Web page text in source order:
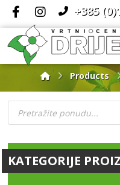
+385
Products
KATEGORIJE